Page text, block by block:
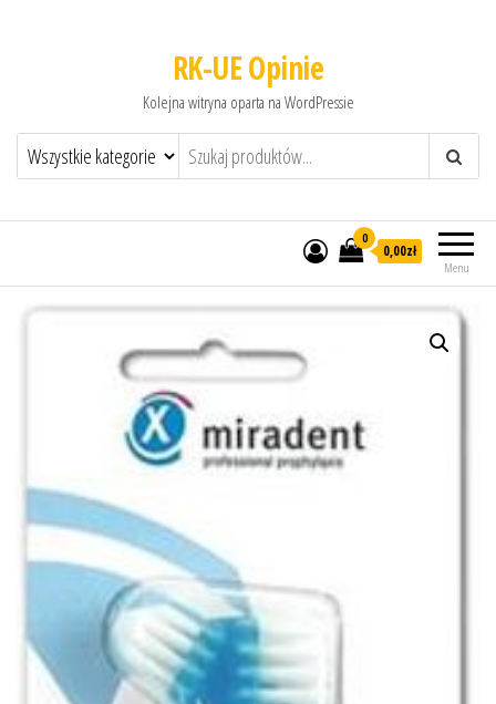
RK-UE Opinie
Kolejna witryna oparta na WordPressie
Menu
0
0,00zł